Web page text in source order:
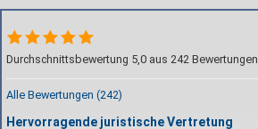
Durchschnittsbewertung 5,0 aus 242 Bewertungen
Alle Bewertungen (242)
Hervorragende juristische Vertretung